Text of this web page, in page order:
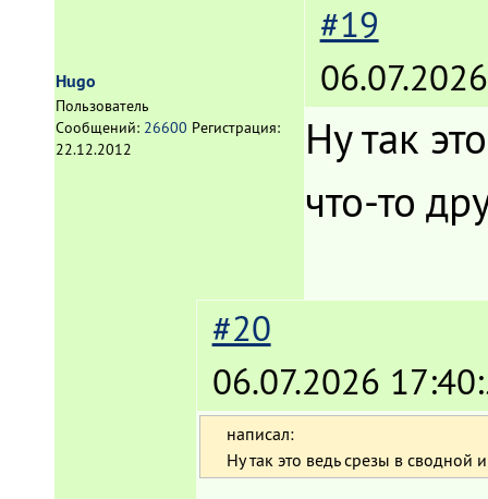
Hugo
Пользователь
Сообщений: 26600 Регистрация:
22.12.2012
#19
Ну так
что-то
#20
06.07.2026
написал:
Ну так это ведь срезы в сводной